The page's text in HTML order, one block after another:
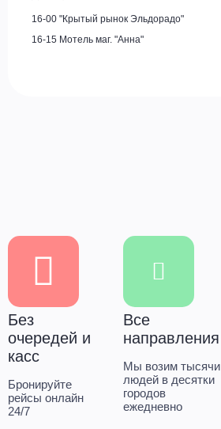
16-00 "Крытый рынок Эльдорадо"
16-15 Мотель маг. "Анна"
Без
очередей и
касс
Бронируйте
рейсы онлайн
24/7
Все
направления
Мы возим тысячи
людей в десятки
городов
ежедневно